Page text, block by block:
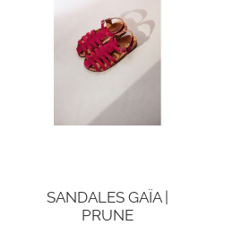
SANDALES GAÏA |
PRUNE